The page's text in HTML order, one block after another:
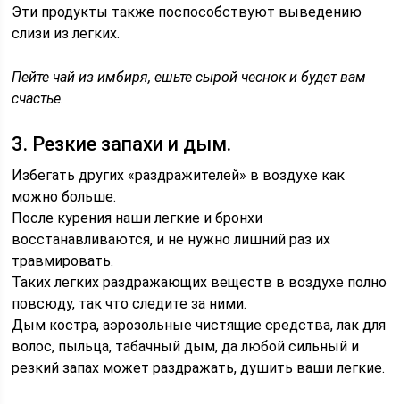
Эти продукты также поспособствуют выведению
слизи из легких.
Пейте чай из имбиря, ешьте сырой чеснок и будет вам
счастье.
3. Резкие запахи и дым.
Избегать других «раздражителей» в воздухе как
можно больше.
После курения наши легкие и бронхи
восстанавливаются, и не нужно лишний раз их
травмировать.
Таких легких раздражающих веществ в воздухе полно
повсюду, так что следите за ними.
Дым костра, аэрозольные чистящие средства, лак для
волос, пыльца, табачный дым, да любой сильный и
резкий запах может раздражать, душить ваши легкие.